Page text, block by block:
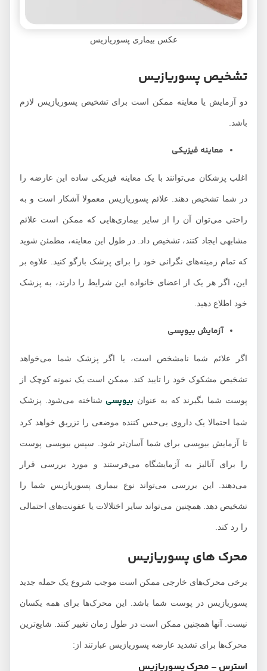
عکس بیماری پسوریازیس
تشخیص پسوریازیس
دو آزمایش یا معاینه ممکن است برای تشخیص پسوریازیس لازم
معاینه فیزیکی
اغلب پزشکان می‌توانند با یک معاینه فیزیکی ساده این عارضه را
در شما تشخیص دهند. علائم پسوریازیس معمولا آشکار است و به
راحتی می‌توان آن را از سایر بیماری‌هایی که ممکن است علائم
مشابهی ایجاد کنند، تشخیص داد. در طول این معاینه، مطمئن شوید
که تمام زمینه‌های نگرانی خود را برای پزشک بازگو کنید. علاوه بر
این، اگر هر یک از اعضای خانواده این شرایط را دارند، به پزشک
خود اطلاع دهید.
آزمایش بیوپسی
اگر علائم شما نامشخص است، یا اگر پزشک شما می‌خواهد
تشخیص مشکوک خود را تایید کند. ممکن است یک نمونه کوچک از
پوست شما بگیرند که به عنوانبیوپسیشناخته می‌شود. پزشک
شما احتمالا یک داروی بی‌حس کننده موضعی را تزریق خواهد کرد
تا آزمایش بیوپسی برای شما آسان‌تر شود. سپس بیوپسی پوست
را برای آنالیز به آزمایشگاه می‌فرستند و مورد بررسی قرار
می‌دهند. این بررسی می‌تواند نوع بیماری پسوریازیس شما را
تشخیص دهد. همچنین می‌تواند سایر اختلالات یا عفونت‌های احتمالی
را رد کند.
محرک های پسوریازیس
برخی محرک‌های خارجی ممکن است موجب شروع یک حمله جدید
پسوریازیس در پوست شما باشد. این محرک‌ها برای همه یکسان
نیست. آنها همچنین ممکن است در طول زمان تغییر کنند. شایع‌ترین
محرک‌ها برای تشدید عارضه پسوریازیس عبارتند از:
استرس – محرک پسوریازیس